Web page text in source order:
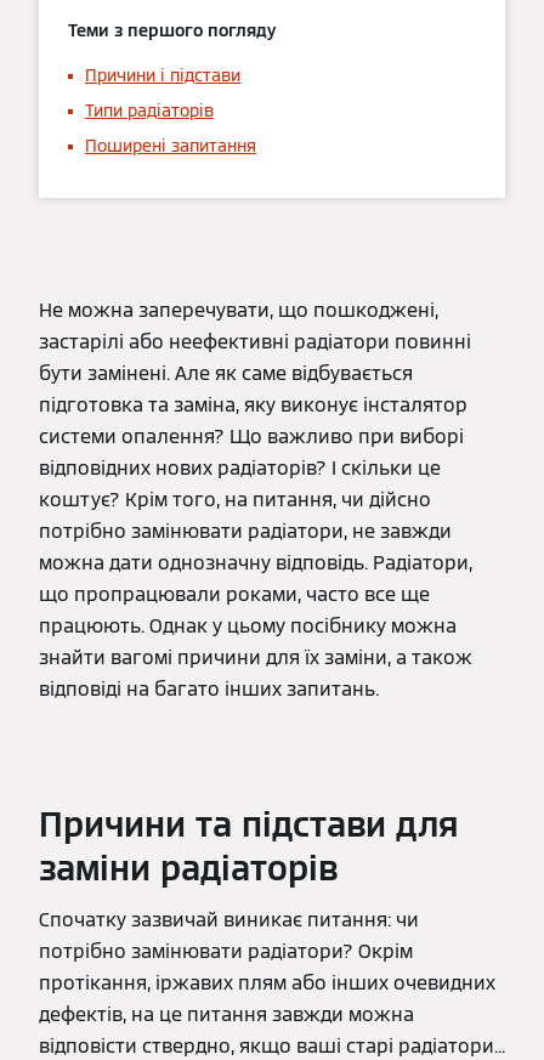
Теми з першого погляду
Причини і підстави
Типи радіаторів
Поширені запитання
Не можна заперечувати, що пошкоджені,
застарілі або неефективні радіатори повинні
бути замінені. Але як саме відбувається
підготовка та заміна, яку виконує інсталятор
системи опалення? Що важливо при виборі
відповідних нових радіаторів? І скільки це
коштує? Крім того, на питання, чи дійсно
потрібно замінювати радіатори, не завжди
можна дати однозначну відповідь. Радіатори,
що пропрацювали роками, часто все ще
працюють. Однак у цьому посібнику можна
знайти вагомі причини для їх заміни, а також
відповіді на багато інших запитань.
Причини та підстави для
заміни радіаторів
Спочатку зазвичай виникає питання: чи
потрібно замінювати радіатори? Окрім
протікання, іржавих плям або інших очевидних
дефектів, на це питання завжди можна
відповісти ствердно, якщо ваші старі радіатори...